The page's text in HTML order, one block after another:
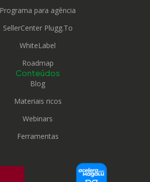
Programa para agência
SellerCenter Plugg.To
WhiteLabel
Roadmap
Conteúdos
Blog
Materiais ricos
Webinars
Ferramentas